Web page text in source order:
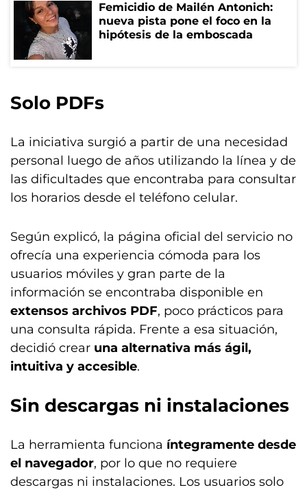
Femicidio de Mailén Antonich:
nueva pista pone el foco en la
hipótesis de la emboscada
Solo PDFs
La iniciativa surgió a partir de una necesidad
personal luego de años utilizando la línea y de
las dificultades que encontraba para consultar
los horarios desde el teléfono celular.
Según explicó, la página oficial del servicio no
ofrecía una experiencia cómoda para los
usuarios móviles y gran parte de la
información se encontraba disponible en
extensos archivos PDF, poco prácticos para
una consulta rápida. Frente a esa situación,
decidió crear una alternativa más ágil,
intuitiva y accesible.
Sin descargas ni instalaciones
La herramienta funciona íntegramente desde
el navegador, por lo que no requiere
descargas ni instalaciones. Los usuarios solo